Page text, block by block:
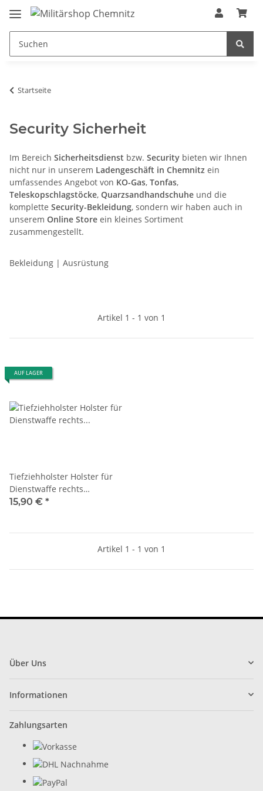
Startseite
Security Sicherheit
Im Bereich Sicherheitsdienst bzw. Security bieten wir Ihnen
nicht nur in unserem Ladengeschäft in Chemnitz ein
umfassendes Angebot von KO-Gas, Tonfas,
Teleskopschlagstöcke, Quarzsandhandschuhe und die
komplette Security-Bekleidung, sondern wir haben auch in
unserem Online Store ein kleines Sortiment
zusammengestellt.
Bekleidung | Ausrüstung
Artikel 1 - 1 von 1
AUF LAGER
Tiefziehholster Holster für
Dienstwaffe rechts
Waffenholster Beimholster
15,90 € *
Artikel 1 - 1 von 1
Über Uns
Informationen
Zahlungsarten